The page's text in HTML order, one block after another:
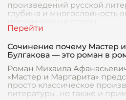
произведений русской
глубина и многослойность
Сочинение почему Мастер
Булгакова — это роман в
Роман Михаила
«Мастер и Маргарита»
просто классическое
литературы, но также и